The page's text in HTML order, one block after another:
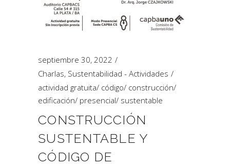
septiembre 30, 2022
Charlas, Sustentabilidad - Actividades
actividad gratuita/ código/ construcción/
edificación/ presencial/ sustentable
CONSTRUCCIÓN
SUSTENTABLE Y
CÓDIGO DE